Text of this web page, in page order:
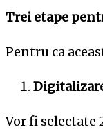
Trei etape
Pentru ca
Vor fi selectate